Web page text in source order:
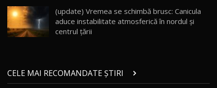
AutoBlog.MD
23:36
20
Noul ZEEKR 7X / Test Drive AutoBlog.MD
29:08
21
AutoBlog.MD
16:59
(update) Vremea se schimbă brusc: Canicula
aduce instabilitate atmosferică în nordul și
centrul țării
CELE MAI RECOMANDATE ȘTIRI